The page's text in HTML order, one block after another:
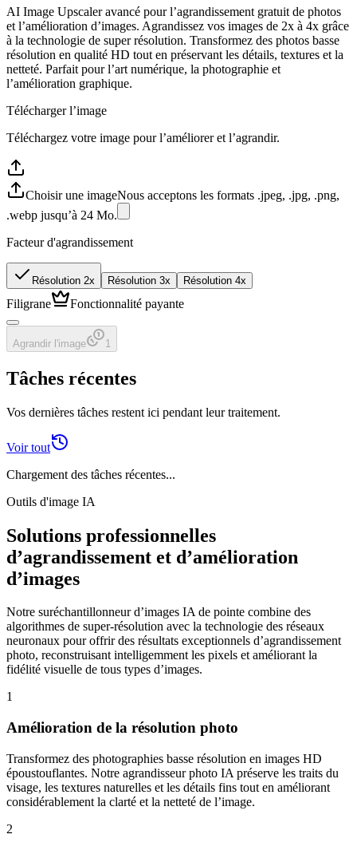
AI Image Upscaler avancé pour l’agrandissement gratuit de photos
et l’amélioration d’images. Agrandissez vos images de 2x à 4x grâce
à la technologie de super résolution. Transformez des photos basse
résolution en qualité HD tout en préservant les détails, textures et la
netteté. Parfait pour l’art numérique, la photographie et
l’amélioration graphique.
Télécharger l’image
Téléchargez votre image pour l’améliorer et l’agrandir.
Choisir une imageNous acceptons les formats .jpeg, .jpg, .png,
.webp jusqu’à 24 Mo.
Facteur d'agrandissement
Résolution 2x Résolution 3x Résolution 4x
Filigrane Fonctionnalité payante
Agrandir l'image 1
Tâches récentes
Vos dernières tâches restent ici pendant leur traitement.
Voir tout
Chargement des tâches récentes...
Outils d'image IA
Solutions professionnelles
d’agrandissement et d’amélioration
d’images
Notre suréchantillonneur d’images IA de pointe combine des
algorithmes de super-résolution avec la technologie des réseaux
neuronaux pour offrir des résultats exceptionnels d’agrandissement
photo, reconstruisant intelligemment les pixels et améliorant la
fidélité visuelle de tous types d’images.
1
Amélioration de la résolution photo
Transformez des photographies basse résolution en images HD
époustouflantes. Notre agrandisseur photo IA préserve les traits du
visage, les textures naturelles et les détails fins tout en améliorant
considérablement la clarté et la netteté de l’image.
2